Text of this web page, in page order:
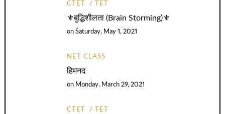
CTET TET
⚜️बुद्धिशीलता (Brain Storming)⚜️
onSaturday, May 1, 2021
NET CLASS
हिमनद
on Monday, March 29, 2021
CTET TET